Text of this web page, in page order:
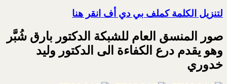
لتنزيل الكلمة كملف بي دي أف انقر هنا
صور المنسق العام للشبكة الدكتور بارق شُبَّر
وهو يقدم درع الكفاءة الى الدكتور وليد
خدوري